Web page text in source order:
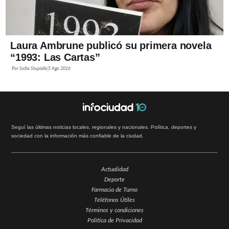
Laura Ambrune publicó su primera novela
“1993: Las Cartas”
PorSofía Stupiello 5 Ago 2026
Seguí las últimas noticias locales, regionales y nacionales. Política, deportes y
sociedad con la información más confiable de la ciudad.
Actualidad
Deporte
Farmacia de Turno
Teléfonos Útiles
Términos y condiciones
Política de Privacidad